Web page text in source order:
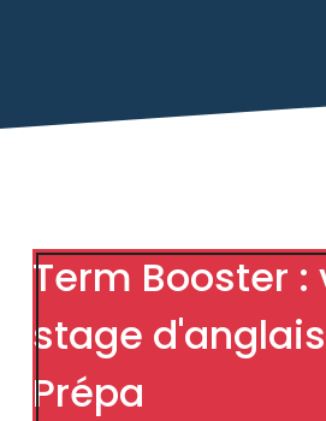
Term Booster :
stage
Prépa